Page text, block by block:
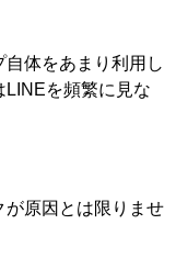
体をあまり利用し
を頻繁に見な
が原因とは限りませ